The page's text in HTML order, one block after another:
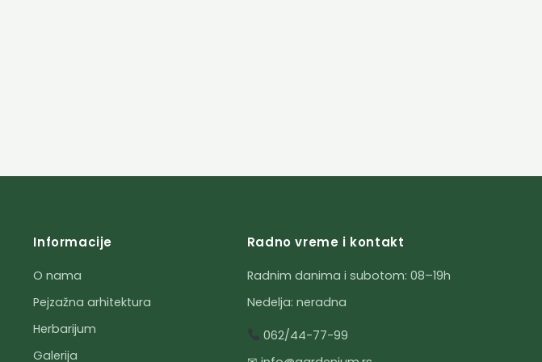
Informacije
O nama
Pejzažna arhitektura
Herbarijum
Galerija
Radno vreme i kontakt
Radnim danima i subotom: 08–19h
Nedelja: neradna
062/44-77-99